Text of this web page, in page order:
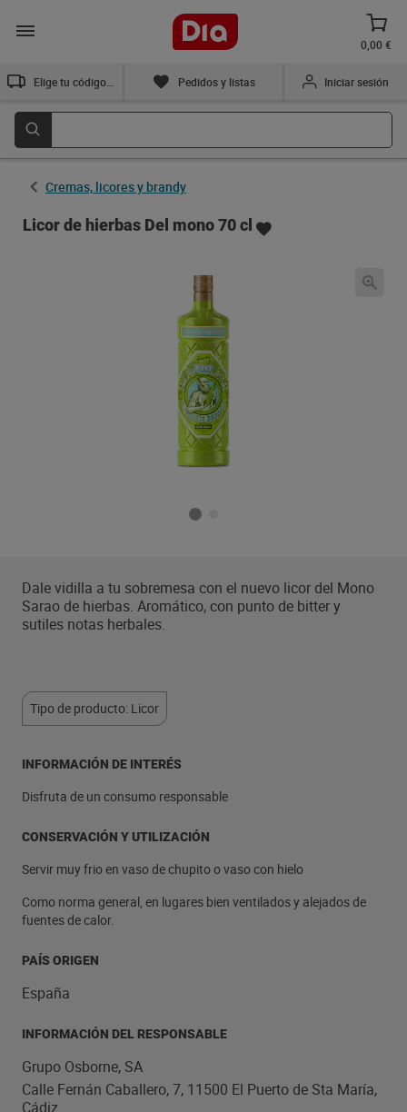
0,00 €
Pedidos y listas Iniciar sesión
Cremas, licores y brandy
Licor de hierbas Del mono 70 cl
Dale vidilla a tu sobremesa con el nuevo licor del Mono
Sarao de hierbas. Aromático, con punto de bitter y
sutiles notas herbales.
Tipo de producto: Licor
INFORMACIÓN DE INTERÉS
Disfruta de un consumo responsable
CONSERVACIÓN Y UTILIZACIÓN
Servir muy frio en vaso de chupito o vaso con hielo
Como norma general, en lugares bien ventilados y alejados de
fuentes de calor.
PAÍS ORIGEN
España
INFORMACIÓN DEL RESPONSABLE
Grupo Osborne, SA
Calle Fernán Caballero, 7, 11500 El Puerto de Sta María,
Cádiz